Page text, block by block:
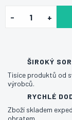
ŠIROKÝ
Tisíce produktů od
výrobců.
RYCHLÉ
Zboží skladem
obratem.